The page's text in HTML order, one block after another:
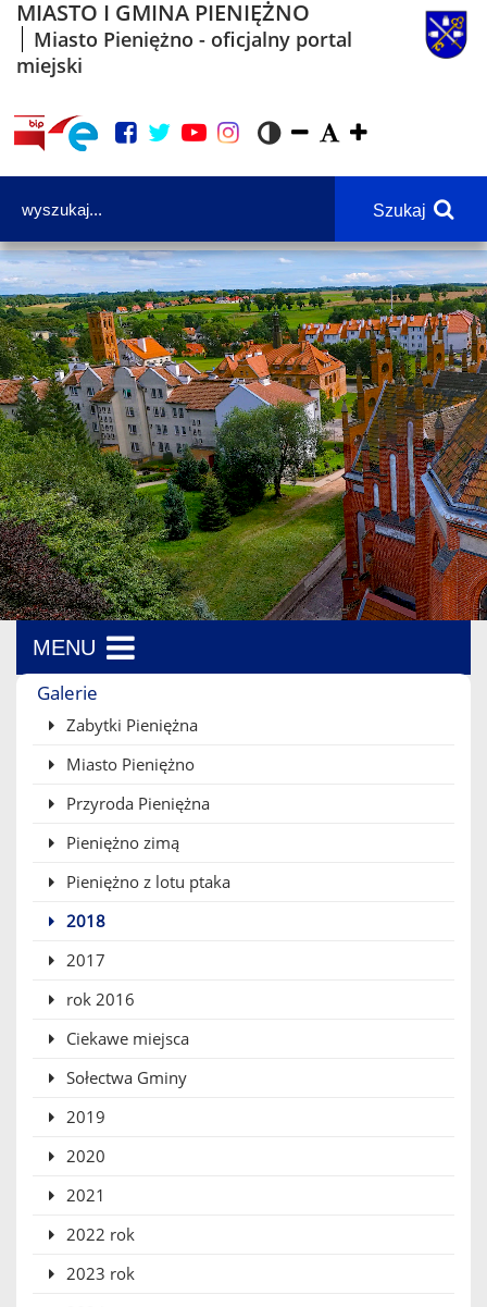
MIASTO I GMINA PIENIĘŻNO
Miasto Pieniężno - oficjalny portal
miejski
Szukaj
MENU
Menu boczne
Galerie
Zabytki Pieniężna
Miasto Pieniężno
Przyroda Pieniężna
Pieniężno zimą
Pieniężno z lotu ptaka
2018
2017
rok 2016
Ciekawe miejsca
Sołectwa Gminy
2019
2020
2021
2022 rok
2023 rok